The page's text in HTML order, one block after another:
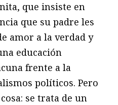
que insiste en
que su padre les
amor a la verdad y
educación
frente a la
políticos. Pero
se trata de un